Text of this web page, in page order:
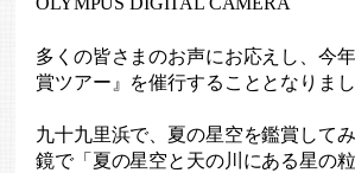
多くの皆さまのお声にお応えし、今
賞ツアー』を催行することとなりまし
九十九里浜で、夏の星空を鑑賞して
鏡で「夏の星空と天の川にある星の